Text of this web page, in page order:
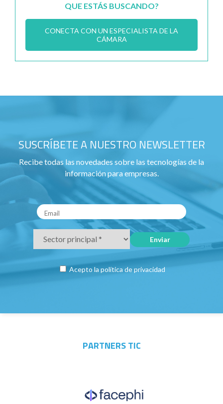
QUE ESTÁS BUSCANDO?
CONECTA CON UN ESPECIALISTA DE LA
CÁMARA
SUSCRÍBETE A NUESTRO NEWSLETTER
Recibe todas las novedades sobre las tecnologías de la
información para empresas.
Acepto la política de privacidad
PARTNERS TIC